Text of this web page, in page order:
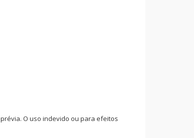
O uso indevido ou para efeitos